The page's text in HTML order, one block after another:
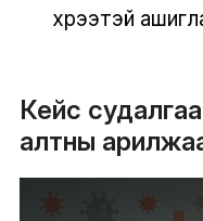
хүрээтэй
Кейс
алтны